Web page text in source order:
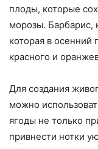
плоды, которые
морозы. Барбарис,
которая в осенний
красного и
Для создания
можно
ягоды не только
привнести нотки